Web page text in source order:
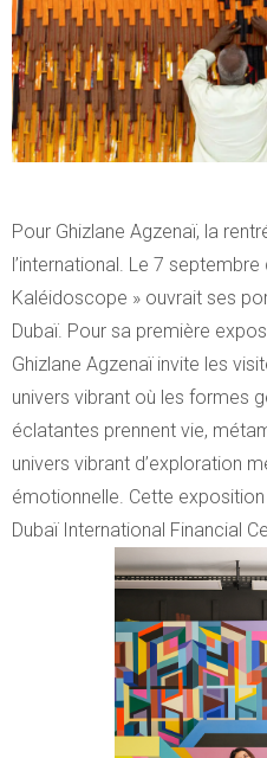
Pour Ghizlane Agzenaï, la
l’international. Le 7 septembre
Kaléidoscope » ouvrait ses
Dubaï. Pour sa première
Ghizlane Agzenaï invite les
univers vibrant où les formes
éclatantes prennent vie,
univers vibrant d’exploration
émotionnelle. Cette
Dubaï International Financial